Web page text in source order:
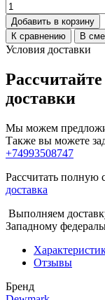
Добавить в корзину
К сравнению
В
Условия доставки
доставки
Мы можем
Также вы можете
+74993508747
Рассчитать полную
доставка
Выполняем
Западному
Отзывы
Бренд